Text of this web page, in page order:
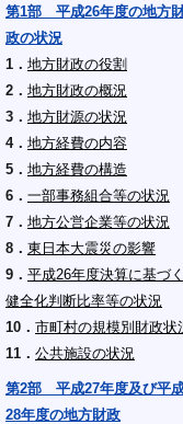
第1部 平成26年度の地方
政の状況
1． 地方財政の役割
2． 地方財政の概況
3． 地方財源の状況
4． 地方経費の内容
5． 地方経費の構造
6． 一部事務組合等の状況
7． 地方公営企業等の状況
8． 東日本大震災の影響
9． 平成26年度決算に基づく
健全化判断比率等の状況
10． 市町村の規模別財政状
11． 公共施設の状況
第2部 平成27年度及び平
28年度の地方財政